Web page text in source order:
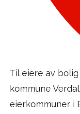
Til eiere av
kommune
eierkommuner i